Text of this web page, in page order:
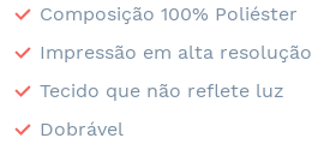
Composição 100% Poliéster
Impressão em alta resolução
Tecido que não reflete luz
Dobrável